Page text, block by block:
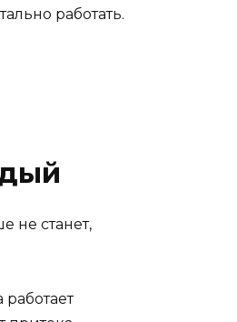
работать.
не станет,